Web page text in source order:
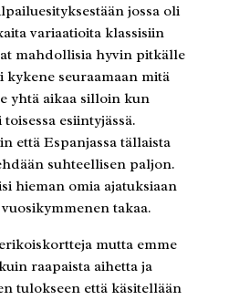
jossa oli
variaatioita klassisiin
mahdollisia hyvin pitkälle
kykene seuraamaan mitä
yhtä aikaa silloin kun
esiintyjässä.
että Espanjassa tällaista
suhteellisen paljon.
hieman omia ajatuksiaan
takaa.
mutta emme
raapaista aihetta ja
tulokseen että käsitellään